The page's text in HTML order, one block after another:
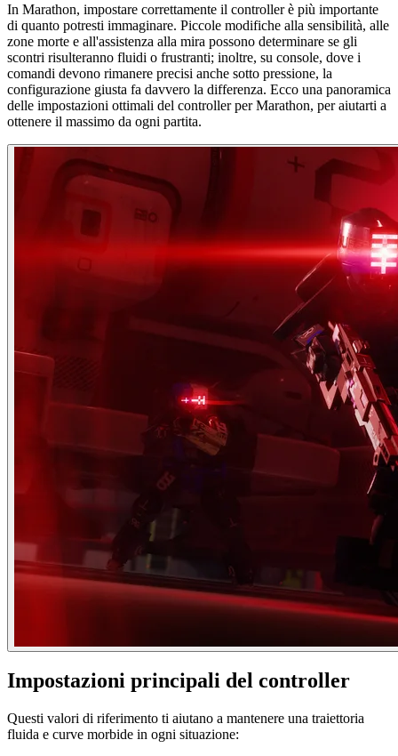
In Marathon, impostare correttamente il controller è più importante
di quanto potresti immaginare. Piccole modifiche alla sensibilità, alle
zone morte e all'assistenza alla mira possono determinare se gli
scontri risulteranno fluidi o frustranti; inoltre, su console, dove i
comandi devono rimanere precisi anche sotto pressione, la
configurazione giusta fa davvero la differenza. Ecco una panoramica
delle impostazioni ottimali del controller per Marathon, per aiutarti a
ottenere il massimo da ogni partita.
Impostazioni principali del controller
Questi valori di riferimento ti aiutano a mantenere una traiettoria
fluida e curve morbide in ogni situazione: